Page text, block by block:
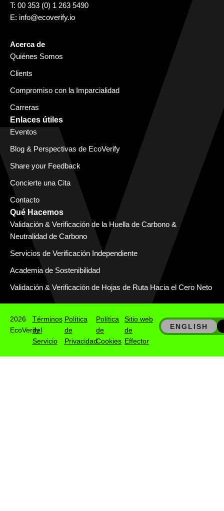
T: 00 353 (0) 1 263 5490
E: info@ecoverify.io
Acerca de
Quiénes Somos
Clients
Compromiso con la Imparcialidad
Carreras
Enlaces útiles
Eventos
Blog & Perspectivas de EcoVerify
Share your Feedback
Concierte una Cita
Contacto
Qué Hacemos
Validación & Verificación de la Huella de Carbono &
Neutralidad de Carbono
Servicios de Verificación Independiente
Academia de Sostenibilidad
Validación & Verificación de Hojas de Ruta Hacia el Cero Neto
2026
EcoVerify
Términos
del
Servicio
Política
de
Privacidad
Política
de
Cookies
Sitio web
de
Effector
ENGLISH